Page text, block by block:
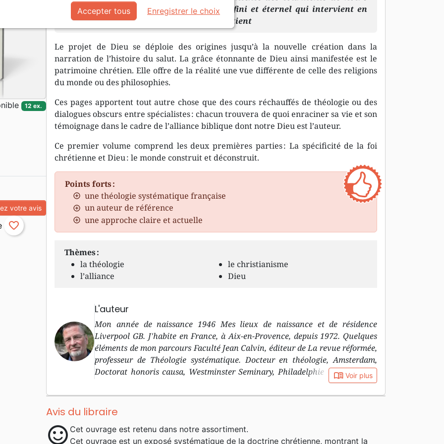
siècle, permet de découvrir le Dieu infini et éternel qui intervient en
personne dans un monde qui lui appartient
Le projet de Dieu se déploie des origines jusqu’à la nouvelle création dans la
narration de l’histoire du salut. La grâce étonnante de Dieu ainsi manifestée est le
patrimoine chrétien. Elle offre de la réalité une vue différente de celle des religions
du monde ou des philosophies.
Ces pages apportent tout autre chose que des cours réchauffés de théologie ou des
dialogues obscurs entre spécialistes : chacun trouvera de quoi enraciner sa vie et son
témoignage dans le cadre de l’alliance biblique dont notre Dieu est l’auteur.
Ce premier volume comprend les deux premières parties : La spécificité de la foi
chrétienne et Dieu : le monde construit et déconstruit.
Points forts :
une théologie systématique française
un auteur de référence
une approche claire et actuelle
Thèmes :
la théologie
l’alliance
le christianisme
Dieu
L'auteur
Mon année de naissance 1946 Mes lieux de naissance et de résidence
Liverpool GB. J'habite en France, à Aix-en-Provence, depuis 1972. Quelques
éléments de mon parcours Faculté Jean Calvin, éditeur de La revue réformée,
professeur de Théologie systématique. Docteur en théologie, Amsterdam,
Doctorat honoris causa, Westminster Seminary, Philadelphie Quelques-uns
de mes hobbys Marcher dans la région de Provence avec Alison, entourer nos
enfants et petits-enfants (qui habitent en Angleterre et en Espagne), Everton
FC Pourquoi j'écris Ecrire est une prolongation de la prédication et de
de façon nouvelle et accessible. Mes textes publiés Progresser avec Christ (La
book_open Voir plus
Avis du libraire
sentiment_satisfied Cet ouvrage est retenu dans notre assortiment.
Cet ouvrage est un exposé systématique de la doctrine chrétienne, montrant la
12 ex.
votre avis
favorite_border
Accepter tous Enregistrer le choix